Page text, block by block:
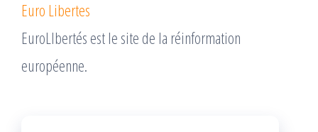
Euro Libertes
EuroLIbertés est le site de la réinformation
européenne.